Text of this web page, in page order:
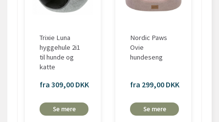
Trixie Luna
hyggehule 2i1
til hunde og
katte
fra 309,00 DKK
Se mere
Nordic Paws
Ovie
hundeseng
fra 299,00 DKK
Se mere